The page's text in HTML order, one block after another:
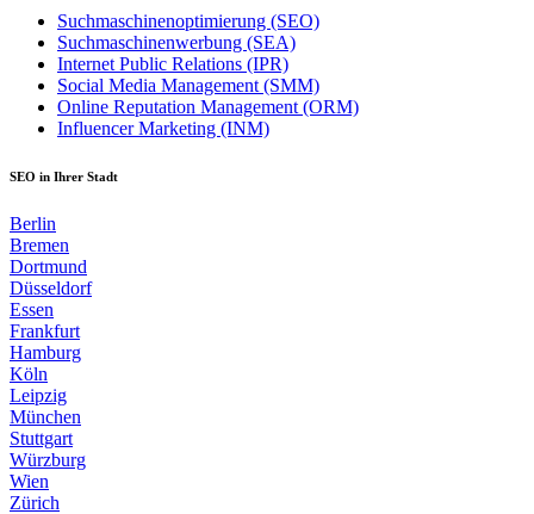
Suchmaschinenoptimierung (SEO)
Suchmaschinenwerbung (SEA)
Internet Public Relations (IPR)
Social Media Management (SMM)
Online Reputation Management (ORM)
Influencer Marketing (INM)
SEO in Ihrer Stadt
Berlin
Bremen
Dortmund
Düsseldorf
Essen
Frankfurt
Hamburg
Köln
Leipzig
München
Stuttgart
Würzburg
Wien
Zürich